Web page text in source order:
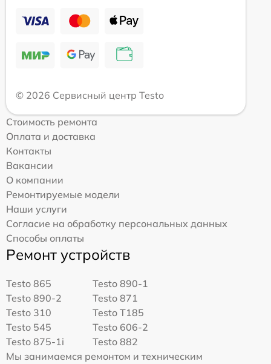
© 2026 Сервисный центр Testo
Стоимость ремонта
Оплата и доставка
Контакты
Вакансии
О компании
Ремонтируемые модели
Наши услуги
Согласие на обработку персональных данных
Способы оплаты
Ремонт устройств
Testo 865
Testo 890-1
Testo 890-2
Testo 871
Testo 310
Testo T185
Testo 545
Testo 606-2
Testo 875-1i
Testo 882
Мы занимаемся ремонтом и техническим